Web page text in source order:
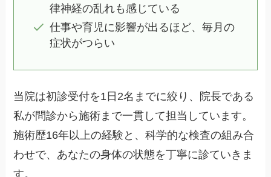
律神経の乱れも感じている
仕事や育児に影響が出るほど、毎月の
症状がつらい
当院は初診受付を1日2名までに絞り、院長である
私が問診から施術まで一貫して担当しています。
施術歴16年以上の経験と、科学的な検査の組み合
わせで、あなたの身体の状態を丁寧に診ていきま
す。